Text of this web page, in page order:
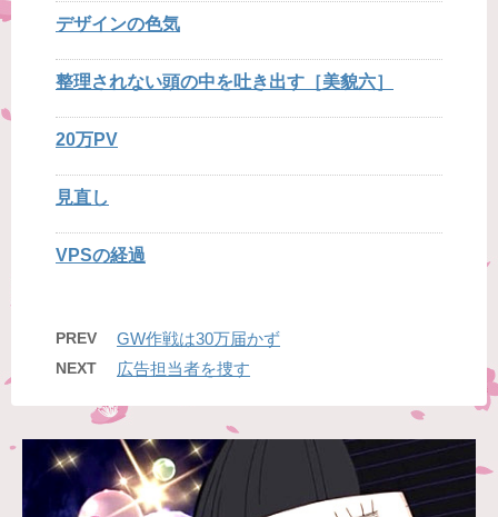
デザインの色気
整理されない頭の中を吐き出す［美貌六］
20万PV
見直し
VPSの経過
PREV GW作戦は30万届かず
NEXT 広告担当者を捜す